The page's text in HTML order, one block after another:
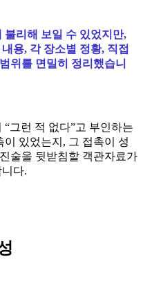
불리해 보일 수 있었지만,
용, 각 장소별 정황, 직접
위를 면밀히 정리했습니
그런 적 없다”고 부인하는
있었는지, 그 접촉이 성
술을 뒷받침할 객관자료가
다.